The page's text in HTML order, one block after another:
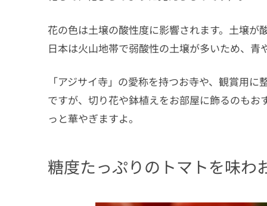
花の色は土壌の酸性度に影響されます。土壌
日本は火山地帯で弱酸性の土壌が多いため、青
「アジサイ寺」の愛称を持つお寺や、観賞用
ですが、切り花や鉢植えをお部屋に飾るのも
っと華やぎますよ。
糖度たっぷりのトマトを味わ